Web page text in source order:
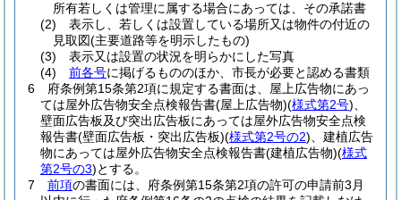
所有若しくは管理に属する場合にあっては、その承諾書
(2)
表示し、若しくは設置している場所又は物件の付近の
見取図(主要道路等を明示したもの)
(3)
表示又は設置の状況を明らかにした写真
(4)
前各号に掲げるもののほか、市長が必要と認める書類
6
府条例第15条第2項に規定する書面は、屋上広告物にあっ
ては屋外広告物安全点検報告書(屋上広告物)(様式第2号)
壁面広告板及び突出広告板にあっては屋外広告物安全点検
報告書(壁面広告板・突出広告板)(様式第2号の2) 、建植広告
物にあっては屋外広告物安全点検報告書(建植広告物)(様式
第2号の3)とする。
7
前項の書面には、府条例第15条第2項の許可の申請前3月